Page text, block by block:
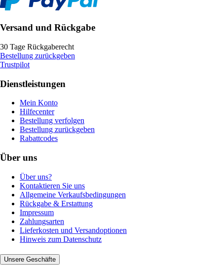
Versand und Rückgabe
30 Tage Rückgaberecht
Bestellung zurückgeben
Trustpilot
Dienstleistungen
Mein Konto
Hilfecenter
Bestellung verfolgen
Bestellung zurückgeben
Rabattcodes
Über uns
Über uns?
Kontaktieren Sie uns
Allgemeine Verkaufsbedingungen
Rückgabe & Erstattung
Impressum
Zahlungsarten
Lieferkosten und Versandoptionen
Hinweis zum Datenschutz
Unsere Geschäfte